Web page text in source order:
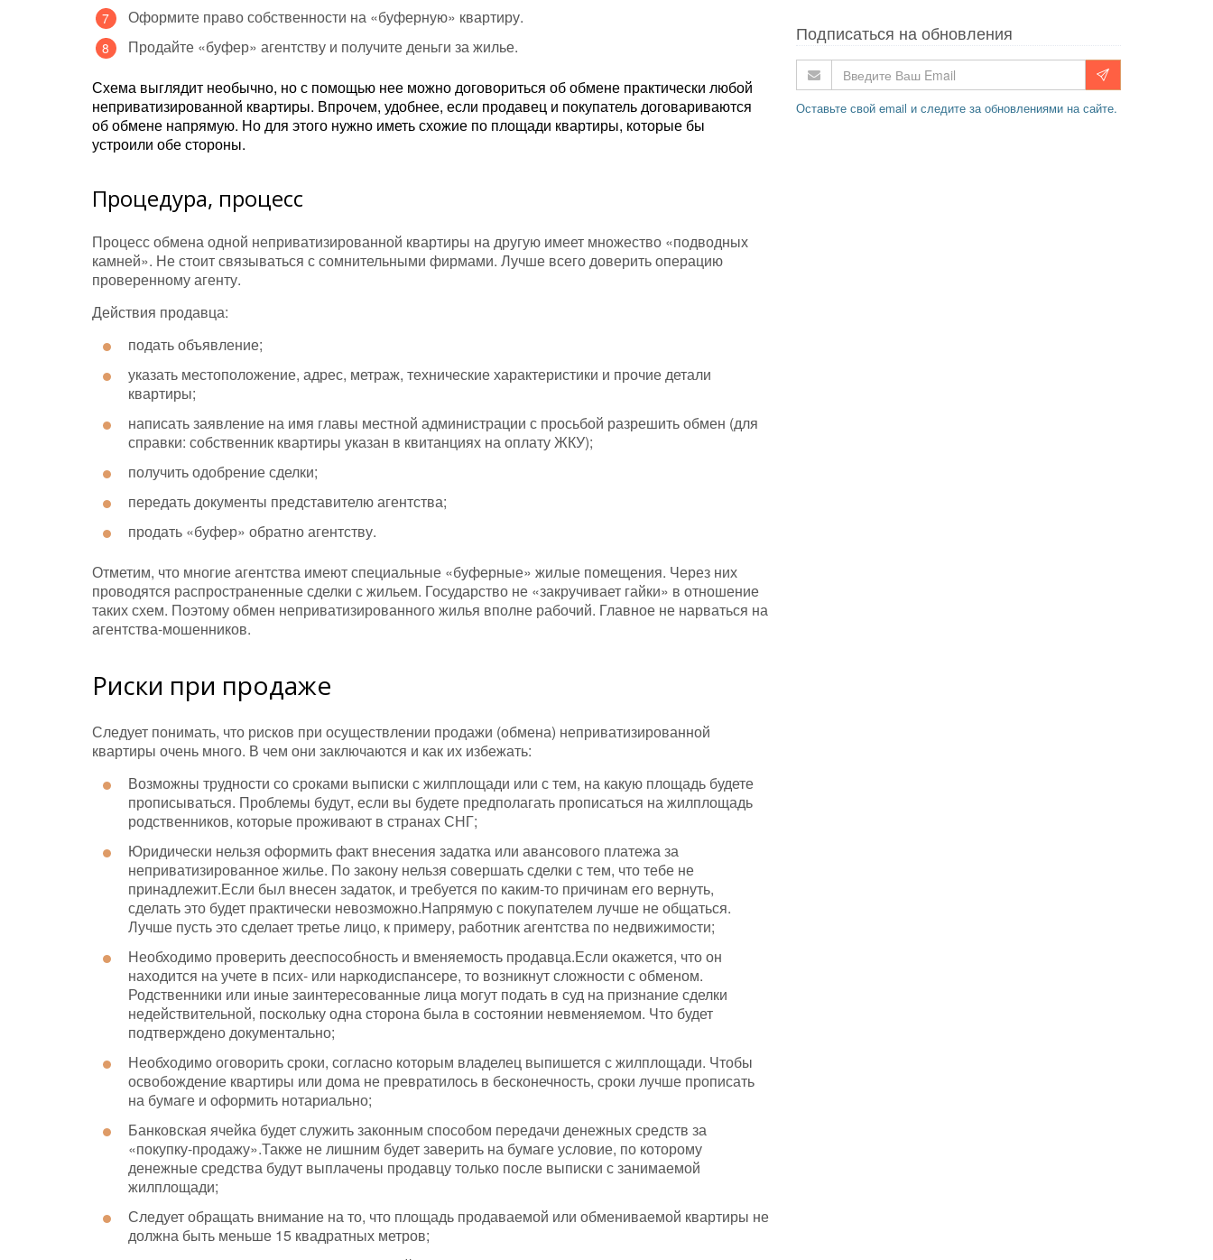
Оформите право собственности на «буферную» квартиру.
Продайте «буфер» агентству и получите деньги за жилье.
Схема выглядит необычно, но с помощью нее можно договориться об обмене практически любой
неприватизированной квартиры. Впрочем, удобнее, если продавец и покупатель договариваются
об обмене напрямую. Но для этого нужно иметь схожие по площади квартиры, которые бы
устроили обе стороны.
Процедура, процесс
Процесс обмена одной неприватизированной квартиры на другую имеет множество «подводных
камней». Не стоит связываться с сомнительными фирмами. Лучше всего доверить операцию
проверенному агенту.
Действия продавца:
подать объявление;
указать местоположение, адрес, метраж, технические характеристики и прочие детали
квартиры;
написать заявление на имя главы местной администрации с просьбой разрешить обмен (для
справки: собственник квартиры указан в квитанциях на оплату ЖКУ);
получить одобрение сделки;
передать документы представителю агентства;
продать «буфер» обратно агентству.
Отметим, что многие агентства имеют специальные «буферные» жилые помещения. Через них
проводятся распространенные сделки с жильем. Государство не «закручивает гайки» в отношение
таких схем. Поэтому обмен неприватизированного жилья вполне рабочий. Главное не нарваться на
агентства-мошенников.
Риски при продаже
Следует понимать, что рисков при осуществлении продажи (обмена) неприватизированной
квартиры очень много. В чем они заключаются и как их избежать:
Возможны трудности со сроками выписки с жилплощади или с тем, на какую площадь будете
прописываться. Проблемы будут, если вы будете предполагать прописаться на жилплощадь
родственников, которые проживают в странах СНГ;
Юридически нельзя оформить факт внесения задатка или авансового платежа за
неприватизированное жилье. По закону нельзя совершать сделки с тем, что тебе не
принадлежит.Если был внесен задаток, и требуется по каким-то причинам его вернуть,
сделать это будет практически невозможно.Напрямую с покупателем лучше не общаться.
Лучше пусть это сделает третье лицо, к примеру, работник агентства по недвижимости;
Необходимо проверить дееспособность и вменяемость продавца.Если окажется, что он
находится на учете в псих- или наркодиспансере, то возникнут сложности с обменом.
Родственники или иные заинтересованные лица могут подать в суд на признание сделки
недействительной, поскольку одна сторона была в состоянии невменяемом. Что будет
подтверждено документально;
Необходимо оговорить сроки, согласно которым владелец выпишется с жилплощади. Чтобы
освобождение квартиры или дома не превратилось в бесконечность, сроки лучше прописать
на бумаге и оформить нотариально;
Банковская ячейка будет служить законным способом передачи денежных средств за
«покупку-продажу».Также не лишним будет заверить на бумаге условие, по которому
денежные средства будут выплачены продавцу только после выписки с занимаемой
жилплощади;
Следует обращать внимание на то, что площадь продаваемой или обмениваемой квартиры не
должна быть меньше 15 квадратных метров;
Подписаться на обновления
Оставьте свой email и следите за обновлениями на сайте.